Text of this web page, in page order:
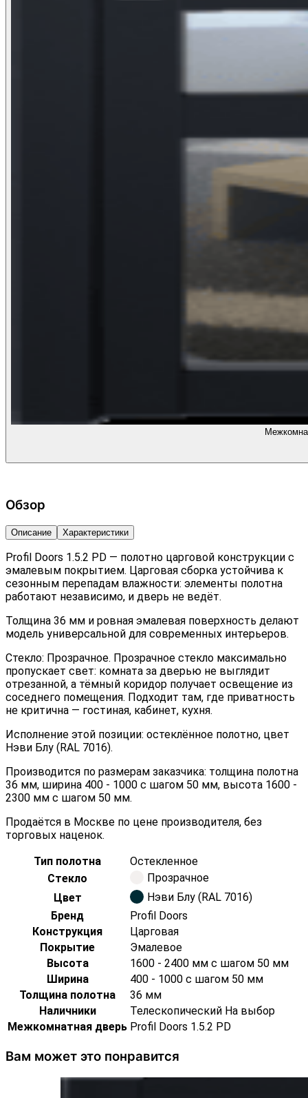
Обзор
Описание Характеристики
Profil Doors 1.5.2 PD — полотно царговой конструкции с
эмалевым покрытием. Царговая сборка устойчива к
сезонным перепадам влажности: элементы полотна
работают независимо, и дверь не ведёт.
Толщина 36 мм и ровная эмалевая поверхность делают
модель универсальной для современных интерьеров.
Стекло: Прозрачное. Прозрачное стекло максимально
пропускает свет: комната за дверью не выглядит
отрезанной, а тёмный коридор получает освещение из
соседнего помещения. Подходит там, где приватность
не критична — гостиная, кабинет, кухня.
Исполнение этой позиции: остеклённое полотно, цвет
Нэви Блу (RAL 7016).
Производится по размерам заказчика: толщина полотна
36 мм, ширина 400 - 1000 с шагом 50 мм, высота 1600 -
2300 мм с шагом 50 мм.
Продаётся в Москве по цене производителя, без
торговых наценок.
Тип полотна
Остекленное
Стекло
Прозрачное
Цвет
Нэви Блу (RAL 7016)
Бренд
Profil Doors
Конструкция
Царговая
Покрытие
Эмалевое
Высота
1600 - 2400 мм с шагом 50 мм
Ширина
400 - 1000 с шагом 50 мм
Толщина полотна
36 мм
Наличники
Телескопический На выбор
Межкомнатная дверь Profil Doors 1.5.2 PD
Вам может это понравится